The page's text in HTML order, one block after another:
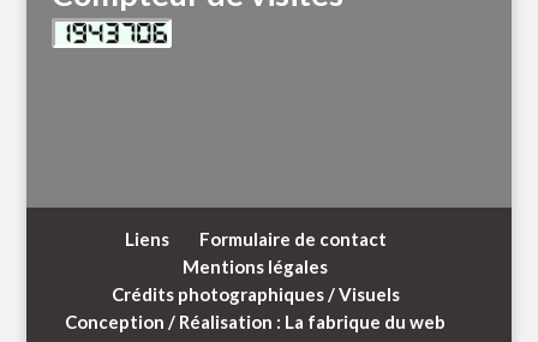
Liens
Formulaire de contact
Mentions légales
Crédits photographiques / Visuels
Conception / Réalisation : La fabrique du web